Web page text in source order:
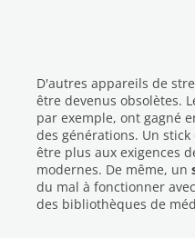
D'autres appareils de
être devenus obsolètes.
par exemple, ont gagné
des générations. Un
être plus aux exigences
modernes. De même, un
du mal à fonctionner
des bibliothèques de